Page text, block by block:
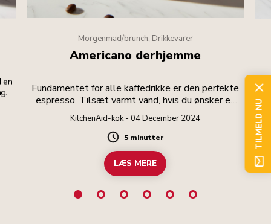
en
Morgenmad/brunch, Drikkevarer
Americano derhjemme
Fundamentet for alle kaffedrikke er den perfekte
espresso. Tilsæt varmt vand, hvis du ønsker en
større drink.
KitchenAid-kok - 04 December 2024
Duration
5 minutter
LÆS MERE
TILMELD NU